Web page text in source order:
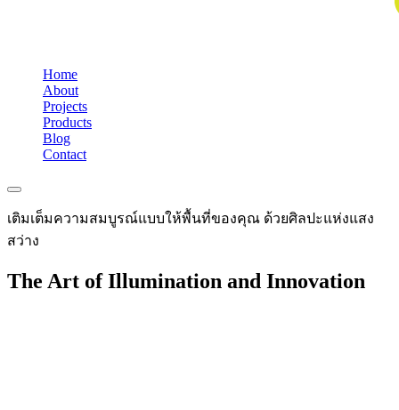
Home
About
Projects
Products
Blog
Contact
เติมเต็มความสมบูรณ์แบบให้พื้นที่ของคุณ ด้วยศิลปะแห่งแสง
สว่าง
The Art of Illumination and Innovation